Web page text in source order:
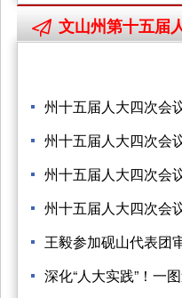
议
预算 执行情况和
议
会第五次会议 关于
和社会发展计划执行
 文山州第十五届
州十五届人大四次会
州十五届人大四次会
举行
州十五届人大四次会
会议
州十五届人大四次会
议
王毅参加砚山代表团
深化“人大实践”！一